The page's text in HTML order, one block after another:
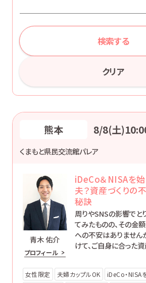
検索する
クリア
熊本 8/8(土
くまもと県民交流館パレア
青木 佑介
プロフィール
iDeCo＆NISAを
夫？資産づくりの
秘訣
周りやSNSの影響でと
てみたものの、その金
への不安はありません
けて、ご自身に合った
さまの豊かな人生の第
っています。
女性限定 夫婦カップルOK
iDeCo・NISA